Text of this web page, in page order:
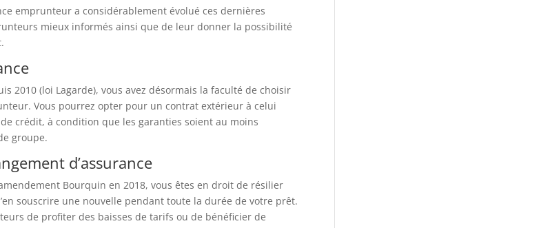
emprunteur a considérablement évolué ces dernières
mieux informés ainsi que de leur donner la possibilité
2010 (loi Lagarde), vous avez désormais la faculté de choisir
Vous pourrez opter pour un contrat extérieur à celui
crédit, à condition que les garanties soient au moins
groupe.
d’assurance
Bourquin en 2018, vous êtes en droit de résilier
souscrire une nouvelle pendant toute la durée de votre prêt.
de profiter des baisses de tarifs ou de bénéficier de